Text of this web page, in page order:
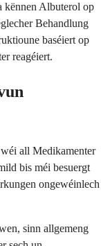
kënnen Albuterol op
Behandlung
baséiert op
reagéiert.
all Medikamenter
bis méi besuergt
ongewéinlech
sinn allgemeng